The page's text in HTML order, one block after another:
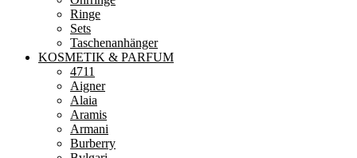
Ringe
Sets
Taschenanhänger
KOSMETIK & PARFUM
4711
Aigner
Alaia
Aramis
Armani
Burberry